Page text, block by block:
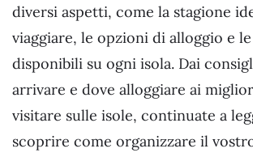
diversi aspetti, come la stagione
viaggiare, le opzioni di alloggio e
disponibili su ogni isola. Dai
arrivare e dove alloggiare ai
visitare sulle isole, continuate a
scoprire come organizzare il